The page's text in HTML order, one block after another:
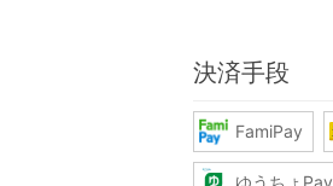
決済手段
FamiPay